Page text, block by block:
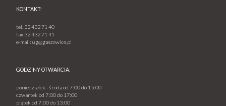
KONTAKT:
tel. 32 432 71 40
fax 32 432 71 41
e-mail:ug@gaszowice.pl
GODZINY OTWARCIA:
poniedziałek - środa od 7:00 do 15:00
czwartek od 7:00 do 17:00
piątek od 7:00 do 13:00